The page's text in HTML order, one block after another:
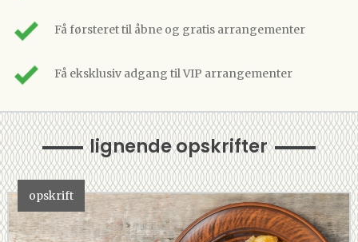
Få førsteret til åbne og gratis arrangementer
Få eksklusiv adgang til VIP arrangementer
lignende opskrifter
opskrift